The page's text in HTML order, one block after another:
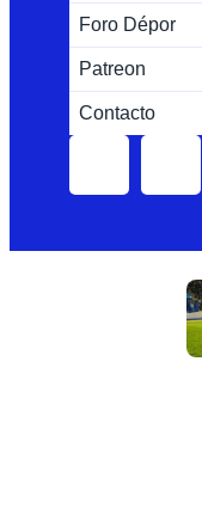
Foro Dépor
Patreon
Contacto